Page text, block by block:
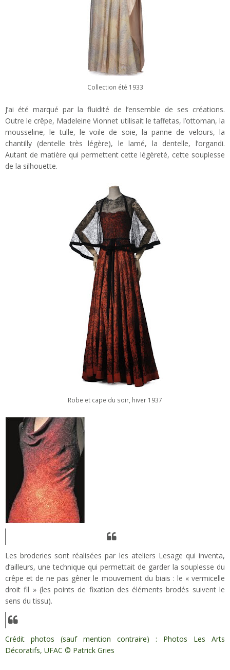
Collection été 1933
J’ai été marqué par la fluidité de l’ensemble de ses créations.
Outre le crêpe, Madeleine Vionnet utilisait le taffetas, l’ottoman, la
mousseline, le tulle, le voile de soie, la panne de velours, la
chantilly (dentelle très légère), le lamé, la dentelle, l’organdi.
Autant de matière qui permettent cette légèreté, cette souplesse
de la silhouette.
Robe et cape du soir, hiver 1937
Les broderies sont réalisées par les ateliers Lesage qui inventa,
d’ailleurs, une technique qui permettait de garder la souplesse du
crêpe et de ne pas gêner le mouvement du biais : le « vermicelle
droit fil » (les points de fixation des éléments brodés suivent le
sens du tissu).
Crédit photos (sauf mention contraire) : Photos Les Arts
Décoratifs, UFAC © Patrick Gries